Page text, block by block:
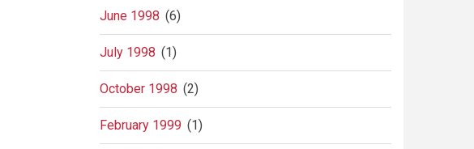
June 1998 (6)
July 1998 (1)
October 1998 (2)
February 1999 (1)